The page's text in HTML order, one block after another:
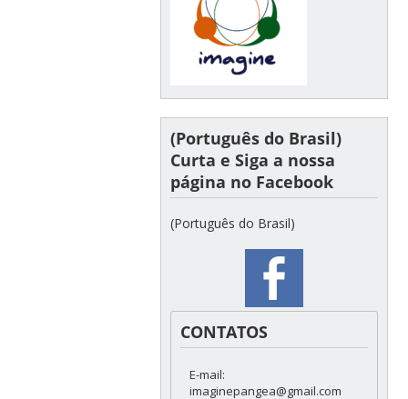
(Português do Brasil)
Curta e Siga a nossa
página no Facebook
(Português do Brasil)
CONTATOS
E-mail:
imaginepangea@gmail.com